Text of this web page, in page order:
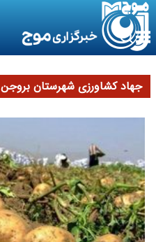
جهاد کشاورزی شهرستان بروجن